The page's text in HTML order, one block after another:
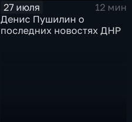
27 июля
12 мин
Денис Пушилин о
последних новостях ДНР